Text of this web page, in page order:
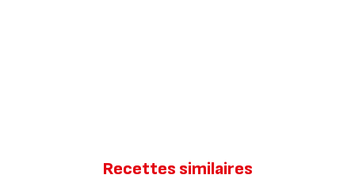
Recettes similaires